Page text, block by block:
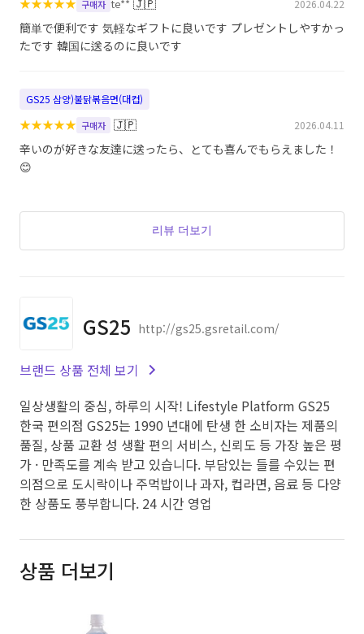
★★★★★ 구매자 te** 🇯🇵 2026.04.22
簡単で便利です 気軽なギフトに良いです プレゼントしやすかっ
たです 韓国に送るのに良いです
GS25 삼양)불닭볶음면(대컵)
★★★★★ 구매자 🇯🇵 2026.04.11
辛いのが好きな友達に送ったら、とても喜んでもらえました！
😊
리뷰 더보기
GS25 http://gs25.gsretail.com/
브랜드 상품 전체 보기
일상생활의 중심, 하루의 시작! Lifestyle Platform GS25
한국 편의점 GS25는 1990 년대에 탄생 한 소비자는 제품의
품질, 상품 교환 성 생활 편의 서비스, 신뢰도 등 가장 높은 평
가 · 만족도를 계속 받고 있습니다. 부담있는 들를 수있는 편
의점으로 도시락이나 주먹밥이나 과자, 컵라면, 음료 등 다양
한 상품도 풍부합니다. 24 시간 영업
상품 더보기